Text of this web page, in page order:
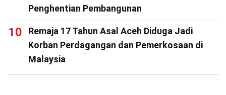
Penghentian Pembangunan
Remaja 17 Tahun Asal Aceh Diduga Jadi
Korban Perdagangan dan Pemerkosaan di
Malaysia